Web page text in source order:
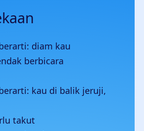
diam kau
berbicara
kau di balik jeruji,
takut